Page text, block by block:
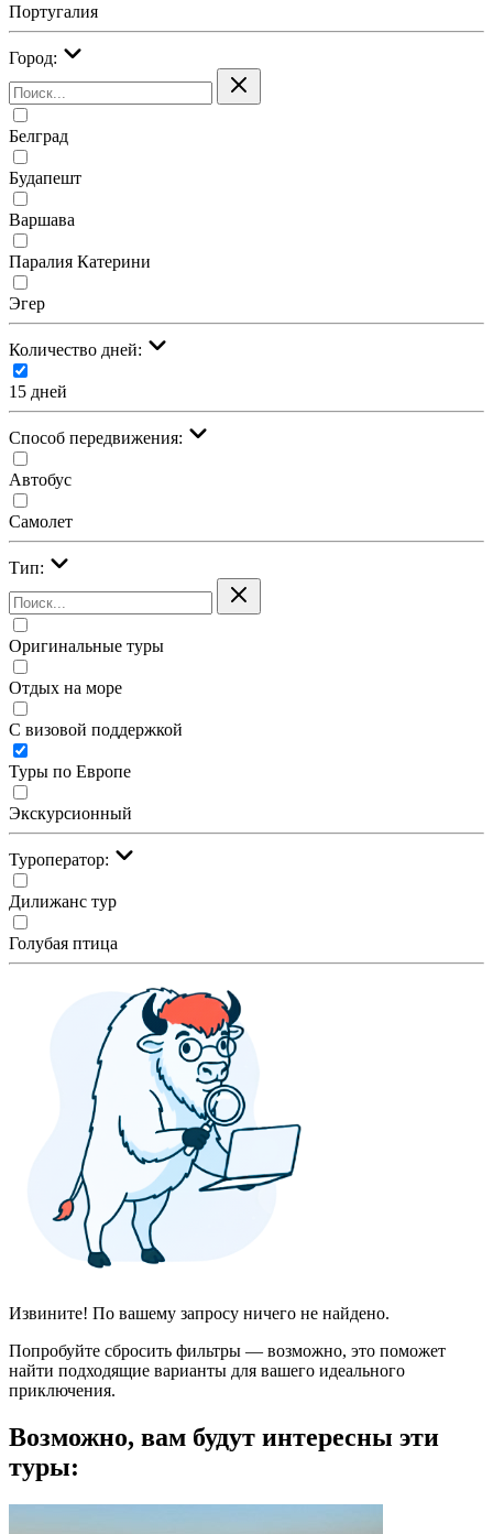
Португалия
Город:
Белград
Будапешт
Варшава
Паралия Катерини
Эгер
Количество дней:
15 дней
Cпособ передвижения:
Автобус
Самолет
Тип:
Оригинальные туры
Отдых на море
С визовой поддержкой
Туры по Европе
Экскурсионный
Туроператор:
Дилижанс тур
Голубая птица
Извините! По вашему запросу ничего не найдено.
Попробуйте сбросить фильтры — возможно, это поможет
найти подходящие варианты для вашего идеального
приключения.
Возможно, вам будут интересны эти
туры: